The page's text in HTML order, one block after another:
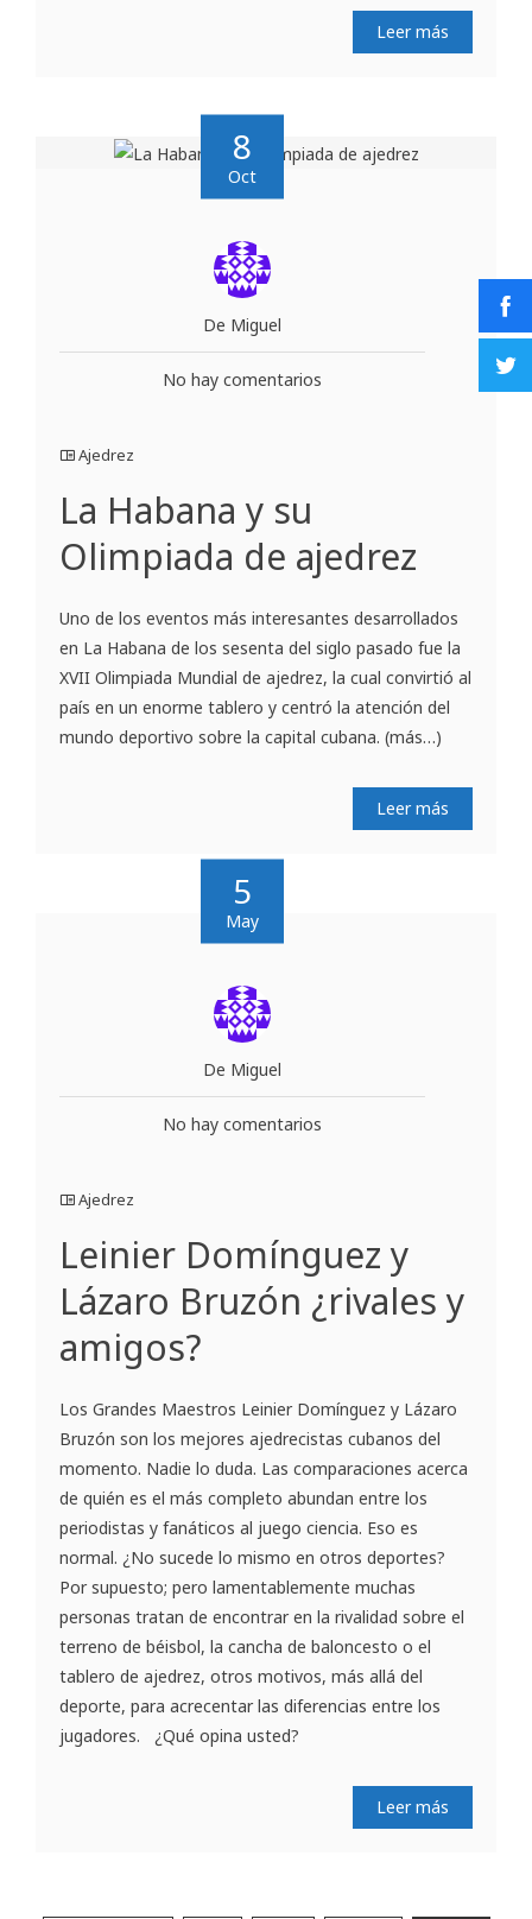
Leer más
8
Oct
De Miguel
No hay comentarios
Ajedrez
La Habana y su
Olimpiada de ajedrez
Uno de los eventos más interesantes desarrollados
en La Habana de los sesenta del siglo pasado fue la
XVII Olimpiada Mundial de ajedrez, la cual convirtió al
país en un enorme tablero y centró la atención del
mundo deportivo sobre la capital cubana. (más…)
Leer más
5
May
De Miguel
No hay comentarios
Ajedrez
Leinier Domínguez y
Lázaro Bruzón ¿rivales y
amigos?
Los Grandes Maestros Leinier Domínguez y Lázaro
Bruzón son los mejores ajedrecistas cubanos del
momento. Nadie lo duda. Las comparaciones acerca
de quién es el más completo abundan entre los
periodistas y fanáticos al juego ciencia. Eso es
normal. ¿No sucede lo mismo en otros deportes?
Por supuesto; pero lamentablemente muchas
personas tratan de encontrar en la rivalidad sobre el
terreno de béisbol, la cancha de baloncesto o el
tablero de ajedrez, otros motivos, más allá del
deporte, para acrecentar las diferencias entre los
jugadores. ¿Qué opina usted?
Leer más